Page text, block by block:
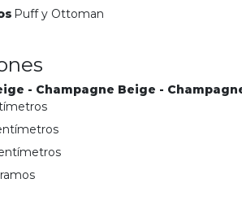
Puff y Ottoman
- Champagne Beige -
s
s
s
s